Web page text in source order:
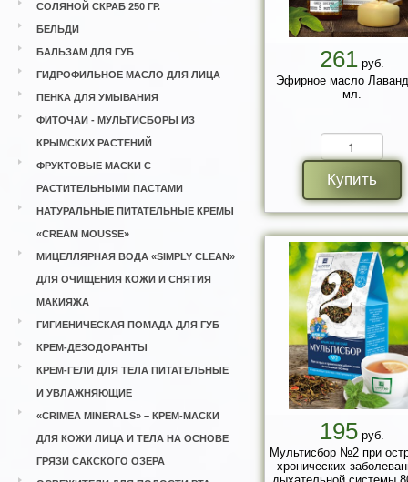
СОЛЯНОЙ СКРАБ 250 ГР.
БЕЛЬДИ
БАЛЬЗАМ ДЛЯ ГУБ
ГИДРОФИЛЬНОЕ МАСЛО ДЛЯ ЛИЦА
ПЕНКА ДЛЯ УМЫВАНИЯ
ФИТОЧАИ - МУЛЬТИСБОРЫ ИЗ
КРЫМСКИХ РАСТЕНИЙ
ФРУКТОВЫЕ МАСКИ С
РАСТИТЕЛЬНЫМИ ПАСТАМИ
НАТУРАЛЬНЫЕ ПИТАТЕЛЬНЫЕ КРЕМЫ
«CREAM MOUSSE»
МИЦЕЛЛЯРНАЯ ВОДА «SIMPLY CLEAN»
ДЛЯ ОЧИЩЕНИЯ КОЖИ И СНЯТИЯ
МАКИЯЖА
ГИГИЕНИЧЕСКАЯ ПОМАДА ДЛЯ ГУБ
КРЕМ-ДЕЗОДОРАНТЫ
КРЕМ-ГЕЛИ ДЛЯ ТЕЛА ПИТАТЕЛЬНЫЕ
И УВЛАЖНЯЮЩИЕ
«CRIMEA MINERALS» – КРЕМ-МАСКИ
ДЛЯ КОЖИ ЛИЦА И ТЕЛА НА ОСНОВЕ
ГРЯЗИ САКСКОГО ОЗЕРА
261руб.
Эфирное масло
мл.
Купить
195руб.
Мультисбор №2 при
хронических